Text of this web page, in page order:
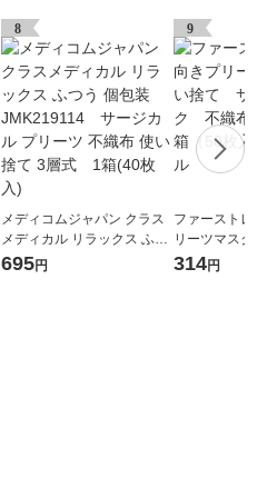
8
メディコムジャパン クラス
メディカル リラックス ふつ
う 個包装 JMK219114 サー
695円
9
ファーストレ
リーツマス
サージカルマ
314円